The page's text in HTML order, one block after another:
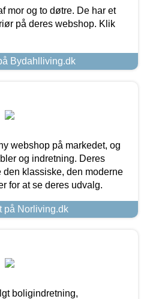
mor og to døtre. De har et
på deres webshop. Klik
Bydahlliving.dk
webshop på markedet, og
og indretning. Deres
klassiske, den moderne
for at se deres udvalg.
på Norliving.dk
boligindretning,